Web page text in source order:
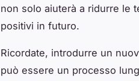
non solo aiuterà a ridurre le
positivi in futuro.
Ricordate, introdurre un
può essere un processo